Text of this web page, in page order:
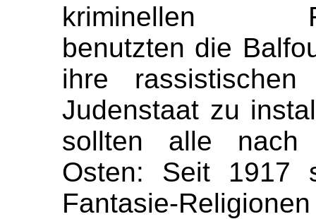
kriminellen
benutzten die
ihre
Judenstaat zu
sollten alle nach
Osten: Seit 1917
Fantasie-